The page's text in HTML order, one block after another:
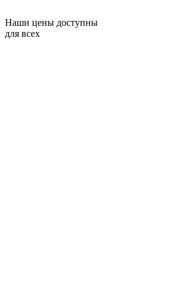
Наши цены доступны
для всех